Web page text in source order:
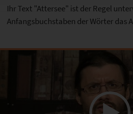
Ihr Text "Attersee" ist der Regel
Anfangsbuchstaben der Wörter das